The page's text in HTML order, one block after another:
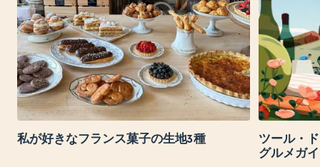
私が好きなフランス菓子の生地3種
ツール・
グルメガ